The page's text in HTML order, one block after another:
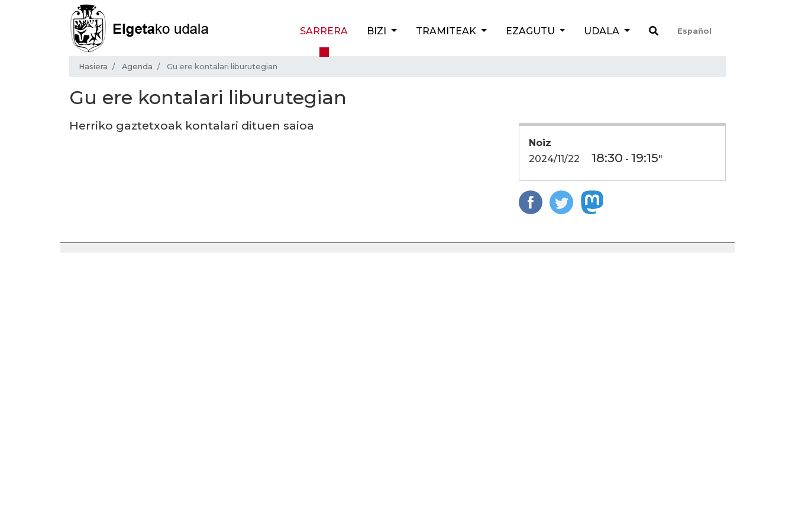
SARRERA BIZI TRAMITEAK EZAGUTU UDALA Español
Hasiera Agenda Gu ere kontalari liburutegian
Gu ere kontalari liburutegian
Noiz
2024/11/22
18:30 - 19:15"
Herriko gaztetxoak kontalari dituen saioa